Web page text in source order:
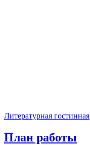
Литературная гостинная
План работы